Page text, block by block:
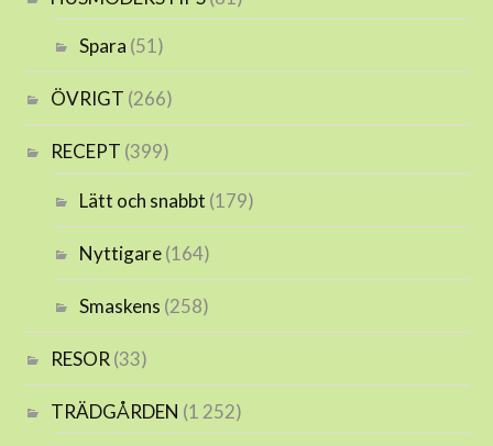
Spara (51)
ÖVRIGT (266)
RECEPT (399)
Lätt och snabbt (179)
Nyttigare(164)
Smaskens (258)
RESOR (33)
TRÄDGÅRDEN (1 252)